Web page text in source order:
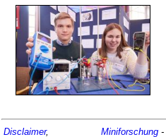
Disclaimer,
Miniforschung-